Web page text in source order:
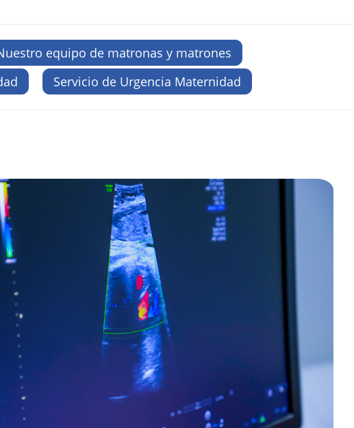
equipo de matronas y matrones
Servicio de Urgencia Maternidad